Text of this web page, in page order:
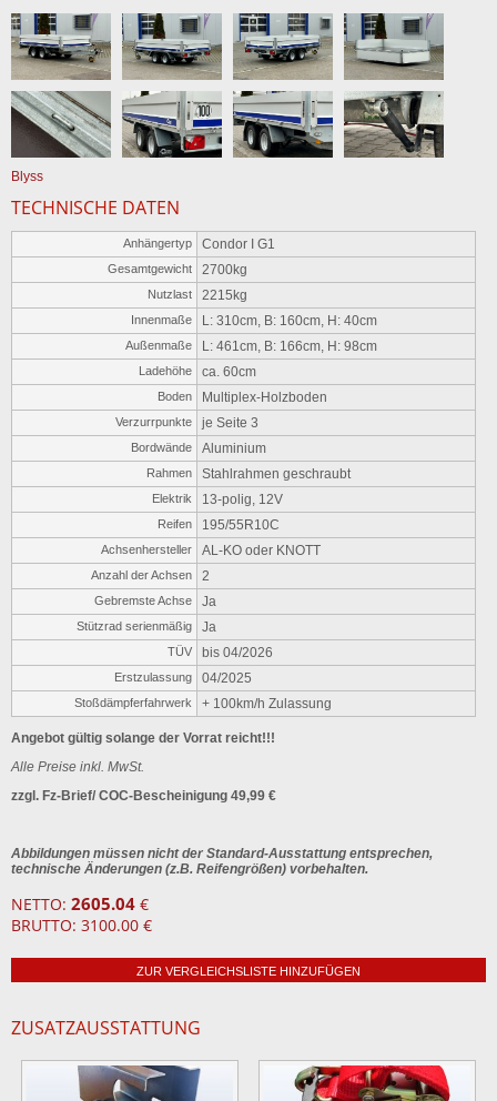
Blyss
TECHNISCHE DATEN
Anhängertyp Condor I G1
Gesamtgewicht 2700kg
Nutzlast 2215kg
Innenmaße L: 310cm, B: 160cm, H: 40cm
Außenmaße L: 461cm, B: 166cm, H: 98cm
Ladehöhe ca. 60cm
Boden Multiplex-Holzboden
Verzurrpunkte je Seite 3
Bordwände Aluminium
Rahmen Stahlrahmen geschraubt
Elektrik 13-polig, 12V
Reifen 195/55R10C
Achsenhersteller AL-KO oder KNOTT
Anzahl der Achsen 2
Gebremste Achse Ja
Stützrad serienmäßig Ja
TÜV bis 04/2026
Erstzulassung 04/2025
Stoßdämpferfahrwerk + 100km/h Zulassung
Angebot gültig solange der Vorrat reicht!!!
Alle Preise inkl. MwSt.
zzgl. Fz-Brief/ COC-Bescheinigung 49,99 €
Abbildungen müssen nicht der Standard-Ausstattung entsprechen,
technische Änderungen (z.B. Reifengrößen) vorbehalten.
NETTO: 2605.04 €
BRUTTO: 3100.00 €
ZUR VERGLEICHSLISTE HINZUFÜGEN
ZUSATZAUSSTATTUNG